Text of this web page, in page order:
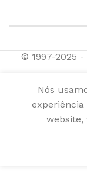
© 1997-2025 -
Nós
experiência
website,